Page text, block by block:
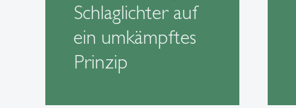
Schlaglichter auf
ein umkämpftes
Prinzip